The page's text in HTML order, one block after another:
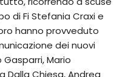
di Fi Stefania Craxi e
hanno provveduto
dei nuovi
Mario
Dalla Chiesa, Andrea